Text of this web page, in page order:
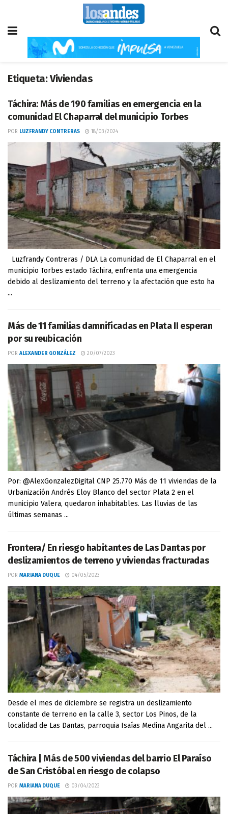
Etiqueta:Viviendas
Táchira: Más de 190 familias en emergencia en la
comunidad El Chaparral del municipio Torbes
POR LUZFRANDY CONTRERAS 18/03/2024
Luzfrandy Contreras / DLA La comunidad de El Chaparral en el
municipio Torbes estado Táchira, enfrenta una emergencia
debido al deslizamiento del terreno y la afectación que esto ha
...
Más de 11 familias damnificadas en Plata II esperan
por su reubicación
POR ALEXANDER GONZÁLEZ 20/07/2023
Por: @AlexGonzalezDigital CNP 25.770 Más de 11 viviendas de la
Urbanización Andrés Eloy Blanco del sector Plata 2 en el
municipio Valera, quedaron inhabitables. Las lluvias de las
últimas semanas ...
Frontera/ En riesgo habitantes de Las Dantas por
deslizamientos de terreno y viviendas fracturadas
POR MARIANA DUQUE 04/05/2023
Desde el mes de diciembre se registra un deslizamiento
constante de terreno en la calle 3, sector Los Pinos, de la
localidad de Las Dantas, parroquia Isaías Medina Angarita del ...
Táchira | Más de 500 viviendas del barrio El Paraíso
de San Cristóbal en riesgo de colapso
POR MARIANA DUQUE 03/04/2023